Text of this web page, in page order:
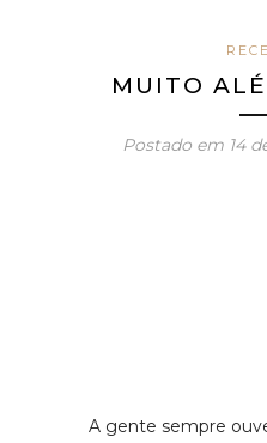
MUITO
Postado em 14
A gente sempre